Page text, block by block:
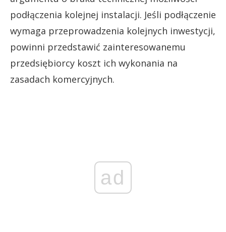
podłączenia kolejnej instalacji. Jeśli podłączenie
wymaga przeprowadzenia kolejnych inwestycji,
powinni przedstawić zainteresowanemu
przedsiębiorcy koszt ich wykonania na
zasadach komercyjnych.
ad